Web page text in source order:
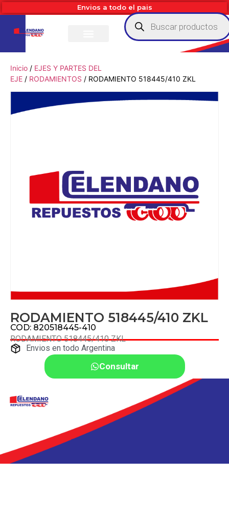
Envios a todo el pais
Inicio / EJES Y PARTES DEL
EJE / RODAMIENTOS / RODAMIENTO 518445/410 ZKL
RODAMIENTO 518445/410 ZKL
COD: 820518445-410
RODAMIENTO 518445/410 ZKL
Envios en todo Argentina
Consultar